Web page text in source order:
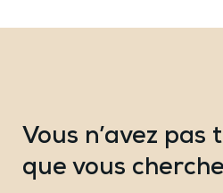
Vous n’avez pas
que vous